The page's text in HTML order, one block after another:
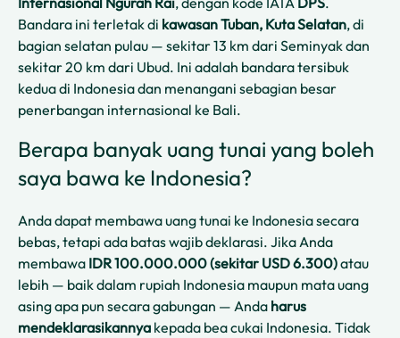
Bandara ini terletak di kawasan Tuban, Kuta Selatan, di
bagian selatan pulau — sekitar 13 km dari Seminyak dan
sekitar 20 km dari Ubud. Ini adalah bandara tersibuk
kedua di Indonesia dan menangani sebagian besar
penerbangan internasional ke Bali.
Berapa banyak uang tunai yang boleh
saya bawa ke Indonesia?
Anda dapat membawa uang tunai ke Indonesia secara
bebas, tetapi ada batas wajib deklarasi. Jika Anda
membawa IDR 100.000.000 (sekitar USD 6.300)atau
lebih — baik dalam rupiah Indonesia maupun mata uang
asing apa pun secara gabungan — Anda harus
mendeklarasikannya kepada bea cukai Indonesia. Tidak